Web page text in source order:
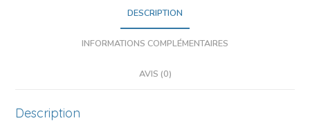
DESCRIPTION
INFORMATIONS COMPLÉMENTAIRES
AVIS (0)
Description